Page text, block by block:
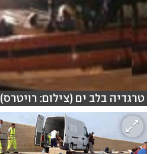
טרגדיה בלב ים (צילום: רויטרס)